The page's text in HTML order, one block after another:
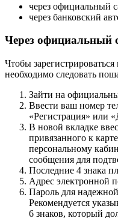
через официальный
через банковский
Через официальный
Чтобы
необходимо следовать
Зайти на
Ввести ваш номер
«Регистрация» или
В новой вкладке
привязанного к
персональному
сообщения для
Последние 4 знака
Адрес электронной
Пароль для
Рекомендуется
6 знаков, который